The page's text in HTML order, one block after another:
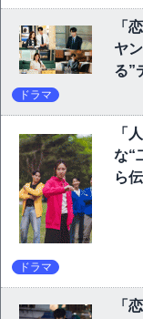
「
ヤ
る”
ドラマ
「
な“
ら
ドラマ
「